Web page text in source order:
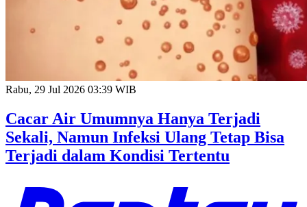
Rabu, 29 Jul 2026 03:39 WIB
Cacar Air Umumnya Hanya Terjadi
Sekali, Namun Infeksi Ulang Tetap Bisa
Terjadi dalam Kondisi Tertentu